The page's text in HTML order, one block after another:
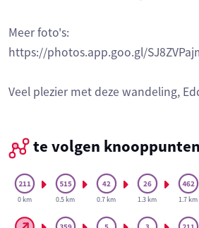
Meer foto's:
https://photos.app.goo.gl/
Veel plezier met deze wandeling,
te volgen knooppunten
0 km 0.5 km 0.7 km 1.3 km 1.7 km